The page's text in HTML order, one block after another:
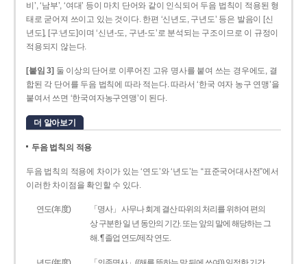
비’, ‘남부’, ‘여대’ 등이 마치 단어와 같이 인식되어 두음 법칙이 적용된 형
태로 굳어져 쓰이고 있는 것이다. 한편 ‘신년도, 구년도’ 등은 발음이 [신
년도], [구ː년도]이며 ‘신년­-도, 구년-­도’로 분석되는 구조이므로 이 규정이
적용되지 않는다.
[붙임 3] 둘 이상의 단어로 이루어진 고유 명사를 붙여 쓰는 경우에도, 결
합된 각 단어를 두음 법칙에 따라 적는다. 따라서 ‘한국 여자 농구 연맹’을
붙여서 쓰면 ‘한국여자농구연맹’이 된다.
더 알아보기
두음 법칙의 적용
두음 법칙의 적용에 차이가 있는 ‘연도’와 ‘년도’는 “표준국어대사전”에서
이러한 차이점을 확인할 수 있다.
연도(年度)
「명사」 사무나 회계 결산 따위의 처리를 위하여 편의
상 구분한 일 년 동안의 기간. 또는 앞의 말에 해당하는 그
해. ¶ 졸업 연도/제작 연도.